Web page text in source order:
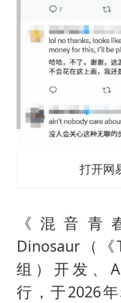
打开网
《混音青
Dinosaur（
组）开发、
行，于2026